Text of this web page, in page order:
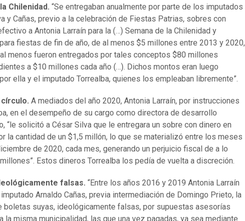
Chilenidad. “Se entregaban anualmente por parte de los imputados
y Cañas, previo a la celebración de Fiestas Patrias, sobres con
a Antonia Larraín para la (…) Semana de la Chilenidad y
fiestas de fin de año, de al menos $5 millones entre 2013 y 2020,
menos fueron entregados por tales conceptos $80 millones
a $10 millones cada año (…). Dichos montos eran luego
ella y el imputado Torrealba, quienes los empleaban libremente”.
A mediados del año 2020, Antonia Larraín, por instrucciones
en el desempeño de su cargo como directora de desarrollo
“le solicitó a César Silva que le entregara un sobre con dinero en
la cantidad de un $1,5 millón, lo que se materializó entre los meses
de 2020, cada mes, generando un perjuicio fiscal de a lo
Estos dineros Torrealba los pedía de vuelta a discreción.
falsas. “Entre los años 2016 y 2019 Antonia Larraín
Arnaldo Cañas, previa intermediación de Domingo Prieto, la
boletas suyas, ideológicamente falsas, por supuestas asesorías
la misma municipalidad, las que una vez pagadas, ya sea mediante